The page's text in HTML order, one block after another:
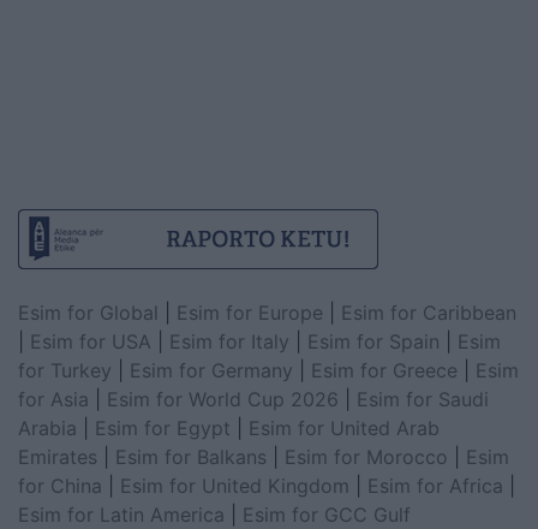
Esim for Global Esim for Europe
Esim for Caribbean
Esim for USA Esim for Italy Esim for Spain
Esim
for Turkey
Esim for Germany Esim for Greece
Esim
for Asia
Esim for World Cup 2026
Esim for Saudi
Arabia
Esim for Egypt
Esim for United Arab
Emirates
Esim for Balkans Esim for Morocco
Esim
for China
Esim for United Kingdom Esim for Africa
Esim for Latin America
Esim for GCC Gulf